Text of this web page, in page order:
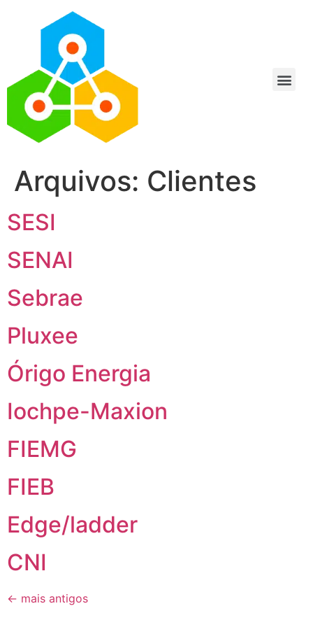
Arquivos: Clientes
SESI
SENAI
Sebrae
Pluxee
Órigo Energia
Iochpe-Maxion
FIEMG
FIEB
Edge/ladder
CNI
← mais antigos